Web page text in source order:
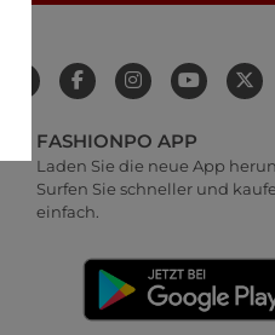
FASHIONPO APP
Laden Sie die neue App
Surfen Sie schneller und
einfach.